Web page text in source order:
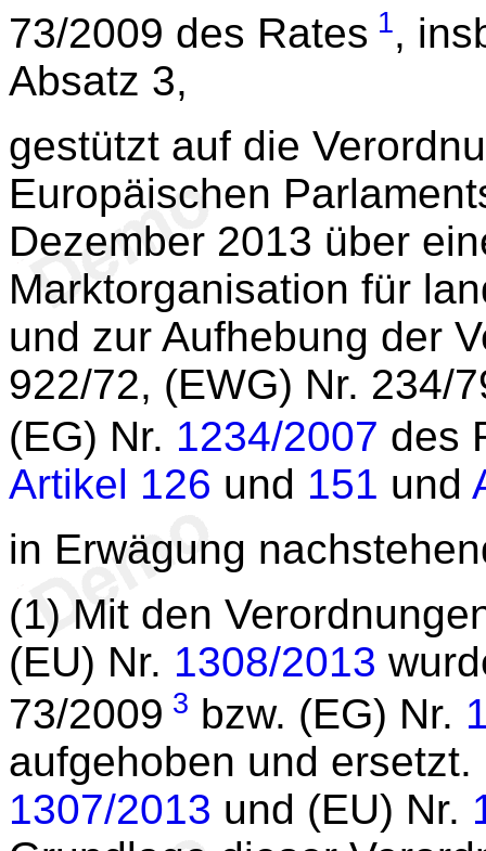
73/2009 des Rates 1,
Absatz 3,
gestützt auf die
Europäischen
Dezember 2013 über
Marktorganisation für
und zur Aufhebung der
922/72, (EWG) Nr. 234/
(EG) Nr. 1234/2007 des
Artikel 126 und 151 und
in Erwägung
(1) Mit den
(EU) Nr. 1308/2013
73/2009 3 bzw. (EG) Nr.
aufgehoben und
1307/2013 und (EU) Nr.